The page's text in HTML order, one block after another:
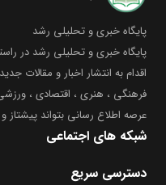
پایگاه خبری و تحلیلی رشد
پایگاه خبری و تحلیلی رشد در
اقدام به انتشار اخبار و مقالات
فرهنگی ، هنری ، اقتصادی ،
عرصه اطلاع رسانی بتواند پیشتاز
شبکه های اجتماعی
دسترسی سریع